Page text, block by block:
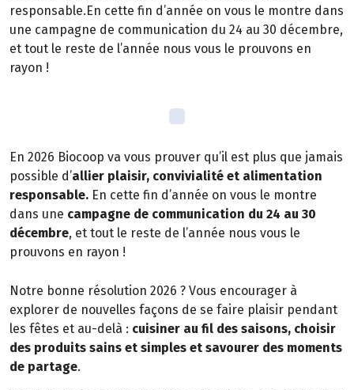
responsable.En cette fin d’année on vous le montre dans
une campagne de communication du 24 au 30 décembre,
et tout le reste de l’année nous vous le prouvons en
rayon !
En 2026 Biocoop va vous prouver qu’il est plus que jamais
possible d’allier plaisir, convivialité et alimentation
responsable. En cette fin d’année on vous le montre
dans une campagne de communication du 24 au 30
décembre, et tout le reste de l’année nous vous le
prouvons en rayon !
Notre bonne résolution 2026 ? Vous encourager à
explorer de nouvelles façons de se faire plaisir pendant
les fêtes et au-delà : cuisiner au fil des saisons, choisir
des produits sains et simples et savourer des moments
de partage.